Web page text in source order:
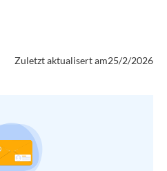
Zuletzt aktualisert am25/2/2026